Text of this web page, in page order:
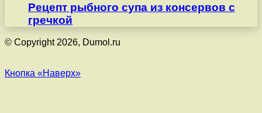
Рецепт рыбного супа из консервов с
гречкой
© Copyright 2026, Dumol.ru
Кнопка «Наверх»